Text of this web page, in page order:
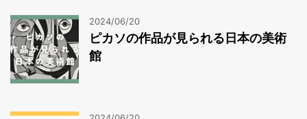
2024/06/20
ピカソの作品が見られる日本の美術
館